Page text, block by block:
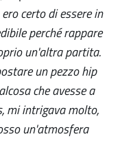
certo di essere in
perché rappare
un'altra partita.
un pezzo hip
che avesse a
mi intrigava molto,
un'atmosfera